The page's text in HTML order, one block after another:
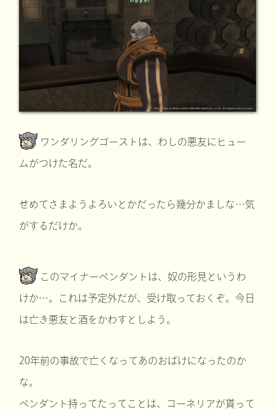
ワンダリングゴーストは、わしの悪友にヒュー
ムがつけた名だ。
せめてさまようよろいとかだったら幾分かましな…気
がするだけか。
このマイナーペンダントは、奴の形見というわ
けか…。これは予定外だが、受け取っておくぞ。今日
は亡き悪友と酒をかわすとしよう。
20年前の事故で亡くなってあのおばけになったのか
な。
ペンダント持ってたってことは、コーネリアが貰って